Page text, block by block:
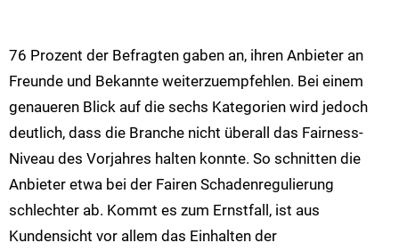
76 Prozent der Befragten gaben an, ihren Anbieter an
Freunde und Bekannte weiterzuempfehlen. Bei einem
genaueren Blick auf die sechs Kategorien wird jedoch
deutlich, dass die Branche nicht überall das Fairness-
Niveau des Vorjahres halten konnte. So schnitten die
Anbieter etwa bei der Fairen Schadenregulierung
schlechter ab. Kommt es zum Ernstfall, ist aus
Kundensicht vor allem das Einhalten der